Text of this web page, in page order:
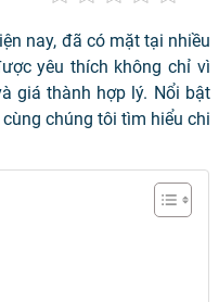
nay, đã có mặt tại nhiều
yêu thích không chỉ vì
giá thành hợp lý. Nổi bật
cùng chúng tôi tìm hiểu chi